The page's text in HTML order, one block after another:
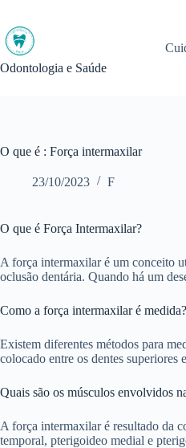
conteúdo
Odontologia e Saúde
O que é : Força intermaxilar
23/10/2023 F
O que é Força Intermaxilar?
A força intermaxilar é um conceito
oclusão dentária. Quando há um
Como a força intermaxilar é medida?
Existem diferentes métodos para
colocado entre os dentes superiores
Quais são os músculos envolvidos
A força intermaxilar é resultado da
temporal, pterigoideo medial e